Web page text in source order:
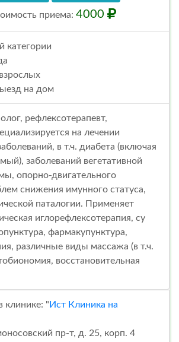
приема: 4000
категории
на дом
рефлексотерапевт,
на лечении
в т.ч. диабета (включая
заболеваний вегетативной
опорно-двигательного
снижения имунного статуса,
паталогии. Применяет
иглорефлексотерапия, су
фармакупунктура,
различные виды массажа (в т.ч.
восстановительная
клинике: " Ист Клиника на
пр-т, д. 25, корп. 4